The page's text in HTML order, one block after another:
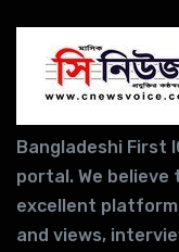
Bangladeshi First
portal. We believe
excellent
and views,